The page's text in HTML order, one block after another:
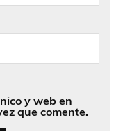
y web en
que comente.